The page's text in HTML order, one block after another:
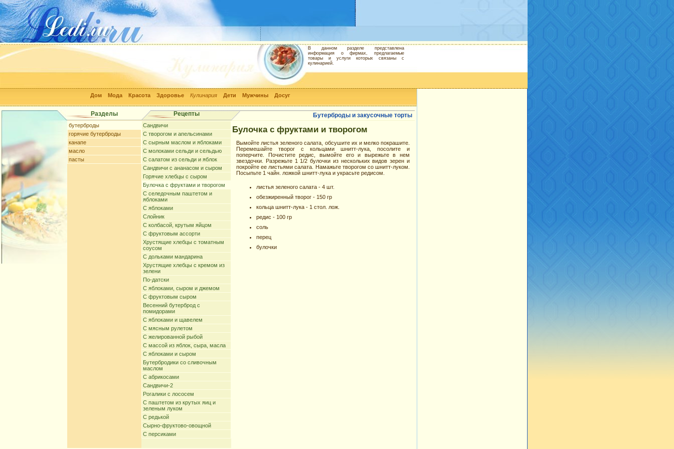
Дом Мода Красота Здоровье Кулинария Дети Мужчины Досуг
В данном разделе представлена
информация о фирмах, предлагаемые
товары и услуги которых связаны с
кулинарией.
Разделы Рецепты Бутерброды и закусочные торты
бутерброды
горячие бутерброды
канапе
масло
пасты
Сандвичи
С творогом и апельсинами
С сырным маслом и яблоками
С молоками сельди и сельдью
С салатом из сельди и яблок
Сандвичи с ананасом и сыром
Горячие хлебцы с сыром
Булочка с фруктами и творогом
С селедочным паштетом и
яблоками
С яблоками
Слойник
С колбасой, крутым яйцом
С фруктовым ассорти
Хрустящие хлебцы с томатным
соусом
С дольками мандарина
Хрустящие хлебцы с кремом из
зелени
По-датски
С яблоками, сыром и джемом
С фруктовым сыром
Весенний бутерброд с
помидорами
С яблоками и щавелем
С мясным рулетом
С желированной рыбой
С массой из яблок, сыра, масла
С яблоками и сыром
Бутербродики со сливочным
маслом
С абрикосами
Сандвичи-2
Рогалики с лососем
С паштетом из крутых яиц и
зеленым луком
С редькой
Сырно-фруктово-овощной
С персиками
Булочка с фруктами и творогом
Вымойте листья зеленого салата, обсушите их и мелко покрашите.
Перемешайте творог с кольцами шнитт-лука, посолите и
поперчите. Почистите редис, вымойте его и вырежьте в нем
звездочки. Разрежьте 1 1/2 булочки из нескольких видов зерен и
покройте ее листьями салата. Намажьте творогом со шнитт-луком.
Посыпьте 1 чайн. ложкой шнитт-лука и украсьте редисом.
листья зеленого салата - 4 шт.
обезжиренный творог - 150 гр
кольца шнитт-лука - 1 стол. лож.
редис - 100 гр
соль
перец
булочки